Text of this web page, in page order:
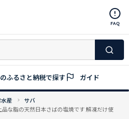
FAQ
ふるさと納税で探す ガイド
産
サバ
な脂の天然日本さばの塩焼です 解凍だけ使